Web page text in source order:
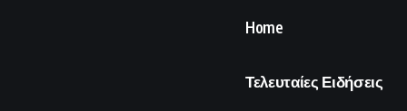
Home
Τελευταίες Ειδήσεις